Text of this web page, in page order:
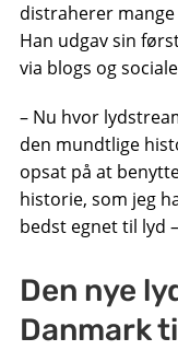
distraherer
Han udgav sin
via blogs og
– Nu hvor
den mundtlige
opsat på at
historie, som jeg
bedst egnet til lyd
Den nye
Danmark